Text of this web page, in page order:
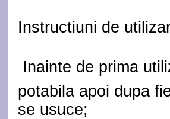
Instructiuni de
 Inainte de prima
potabila apoi dupa
se usuce;